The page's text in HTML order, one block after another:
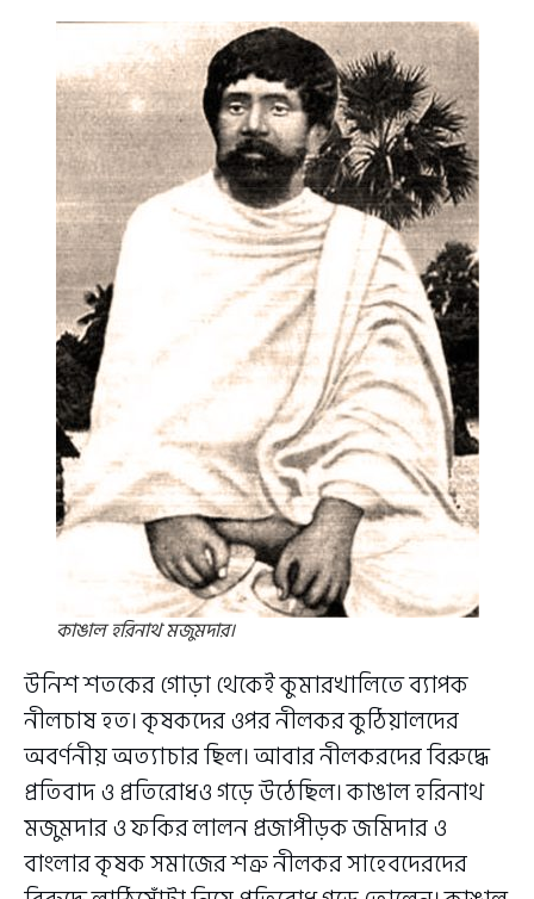
কাঙাল হরিনাথ মজুমদার।
উনিশ শতকের গোড়া থেকেই কুমারখালিতে ব্যাপক
নীলচাষ হত। কৃষকদের ওপর নীলকর কুঠিয়ালদের
অবর্ণনীয় অত্যাচার ছিল। আবার নীলকরদের বিরুদ্ধে
প্রতিবাদ ও প্রতিরোধও গড়ে উঠেছিল। কাঙাল হরিনাথ
মজুমদার ও ফকির লালন প্রজাপীড়ক জমিদার ও
বাংলার কৃষক সমাজের শত্রু নীলকর সাহেবদেরদের